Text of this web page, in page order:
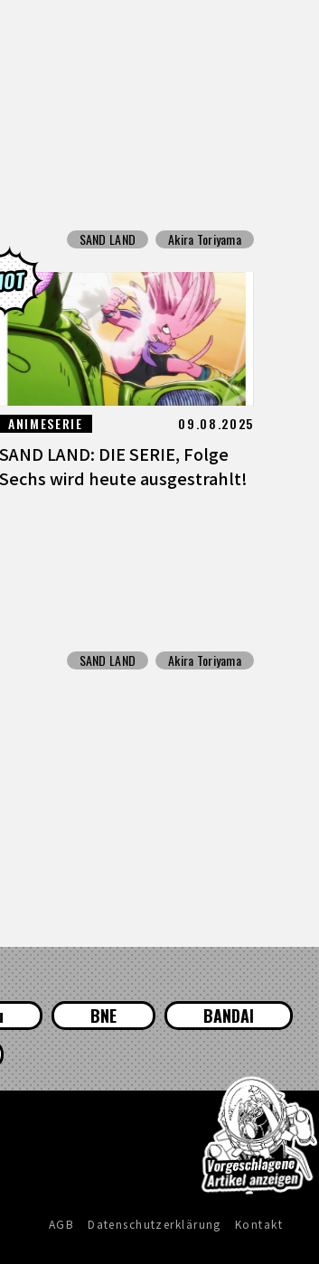
SAND LAND Akira Toriyama
ANIMESERIE 09.08.2025
SAND LAND: DIE SERIE, Folge
Sechs wird heute ausgestrahlt!
SAND LAND Akira Toriyama
BNE
BANDAI
AGB Datenschutzerklärung Kontakt